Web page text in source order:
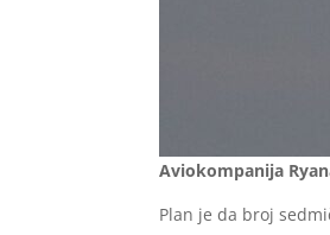
Aviokompanija
Plan je da broj